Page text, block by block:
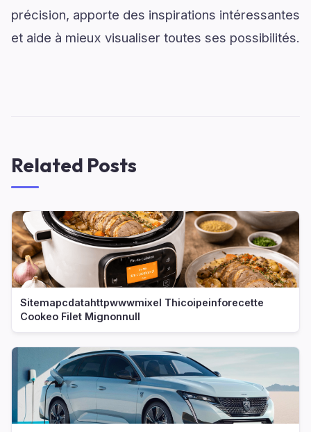
précision, apporte des inspirations intéressantes
et aide à mieux visualiser toutes ses possibilités.
Related Posts
Sitemapcdatahttpwwwmixel Thicoipeinforecette
Cookeo Filet Mignonnull